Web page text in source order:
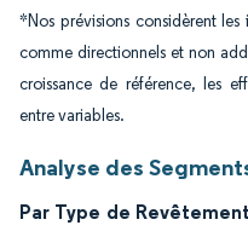
*Nos prévisions considèrent
comme directionnels et non
croissance de référence, les
entre variables.
Analyse des
Par Type de